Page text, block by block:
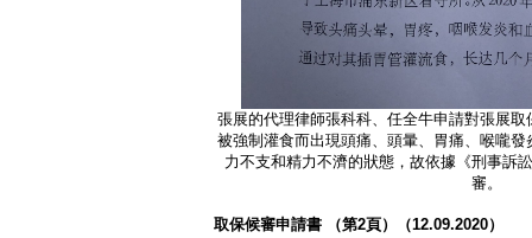
張展的代理律師張科科、任全牛申請對張展
被強制灌食而出現頭痛、頭暈、胃痛、喉嚨
力不支和精力不濟的狀態，故依據《刑事訴
審。
取保候審申請書 （第2頁）（12.09.2020）